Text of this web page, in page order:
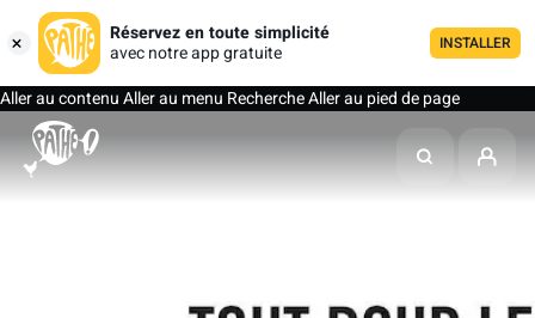
Réservez en toute simplicité
avec notre app gratuite
INSTALLER
Aller au contenuAller au menu RechercheAller au pied de page